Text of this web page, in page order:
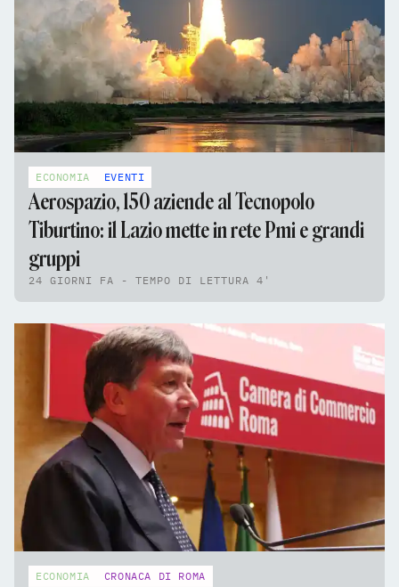
ECONOMIA EVENTI
Aerospazio, 150 aziende al Tecnopolo
Tiburtino: il Lazio mette in rete Pmi e grandi
gruppi
24 GIORNI FA - TEMPO DI LETTURA 4'
ECONOMIA CRONACA DI ROMA